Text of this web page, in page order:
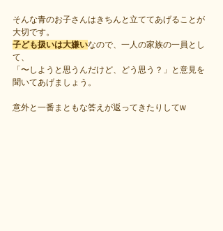
そんな青のお子さんはきちんと立ててあげることが
大切です。
子ども扱いは大嫌いなので、一人の家族の一員とし
て、
「〜しようと思うんだけど、どう思う？」と意見を
聞いてあげましょう。
意外と一番まともな答えが返ってきたりしてw